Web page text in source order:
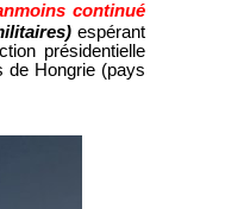
continué
espérant
présidentielle
de Hongrie (pays